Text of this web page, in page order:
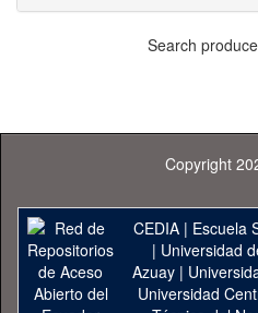
Search
Copyright
CEDIA| Escuela
| Universidad
Azuay|
Universidad